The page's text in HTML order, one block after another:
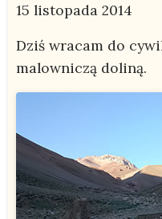
15 listopada 2014
Dziś wracam do
malowniczą doliną.